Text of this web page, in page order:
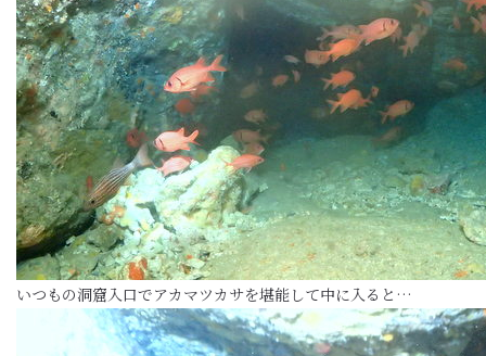
いつもの洞窟入口でアカマツカサを堪能して中に入ると…